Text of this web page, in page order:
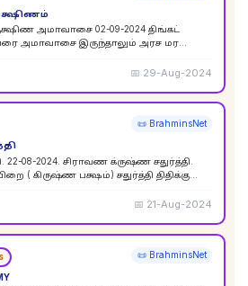
அமாவாசை இருந்தாலும் அரச மர
📅 29-Aug-2024
📜 BrahminsNet
க்ருஷ்ண சதுர்த்தி.
( கிருஷ்ண பக்ஷம்) சதுர்த்தி திதிக்கு
📅 21-Aug-2024
📜 BrahminsNet